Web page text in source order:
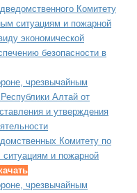
Комитету
ситуациям и пожарной
экономической
безопасности в
чрезвычайным
Алтай от
и утверждения
Комитету по
и пожарной
чрезвычайным